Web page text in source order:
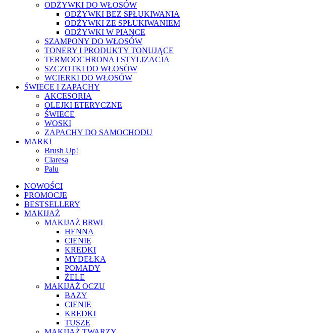
ODŻYWKI DO WŁOSÓW
ODŻYWKI BEZ SPŁUKIWANIA
ODŻYWKI ZE SPŁUKIWANIEM
ODŻYWKI W PIANCE
SZAMPONY DO WŁOSÓW
TONERY I PRODUKTY TONUJĄCE
TERMOOCHRONA I STYLIZACJA
SZCZOTKI DO WŁOSÓW
WCIERKI DO WŁOSÓW
ŚWIECE I ZAPACHY
AKCESORIA
OLEJKI ETERYCZNE
ŚWIECE
WOSKI
ZAPACHY DO SAMOCHODU
MARKI
Brush Up!
Claresa
Palu
NOWOŚCI
PROMOCJE
BESTSELLERY
MAKIJAŻ
MAKIJAŻ BRWI
HENNA
CIENIE
KREDKI
MYDEŁKA
POMADY
ŻELE
MAKIJAŻ OCZU
BAZY
CIENIE
KREDKI
TUSZE